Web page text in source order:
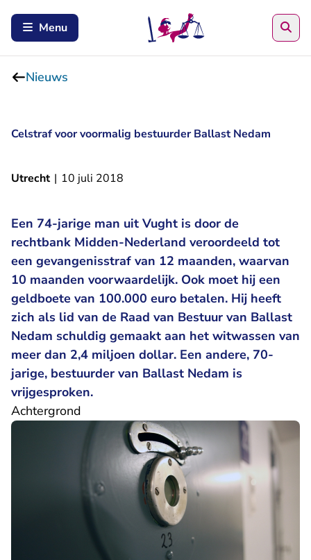
Menu
Nieuws
Celstraf voor voormalig bestuurder Ballast Nedam
Utrecht | 10 juli 2018
Een 74-jarige man uit Vught is door de
rechtbank Midden-Nederland veroordeeld tot
een gevangenisstraf van 12 maanden, waarvan
10 maanden voorwaardelijk. Ook moet hij een
geldboete van 100.000 euro betalen. Hij heeft
zich als lid van de Raad van Bestuur van Ballast
Nedam schuldig gemaakt aan het witwassen van
meer dan 2,4 miljoen dollar. Een andere, 70-
jarige, bestuurder van Ballast Nedam is
vrijgesproken.
Achtergrond